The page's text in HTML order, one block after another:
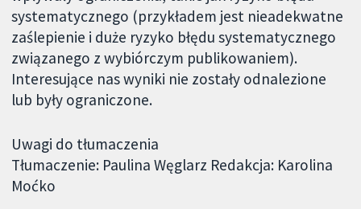
systematycznego (przykładem jest nieadekwatne
zaślepienie i duże ryzyko błędu systematycznego
związanego z wybiórczym publikowaniem).
Interesujące nas wyniki nie zostały odnalezione
lub były ograniczone.
Uwagi do tłumaczenia
Tłumaczenie: Paulina Węglarz Redakcja: Karolina
Moćko